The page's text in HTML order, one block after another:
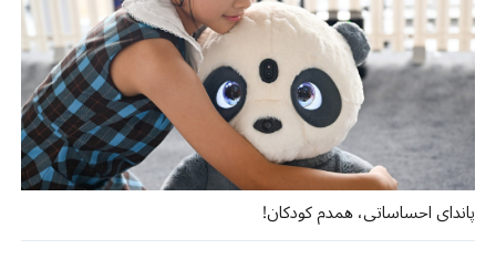
پاندای احساساتی، همدم کودکان!